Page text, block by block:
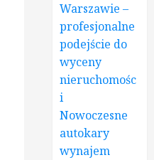
Warszawie –
profesjonalne
podejście do
wyceny
nieruchomośc
i
Nowoczesne
autokary
wynajem